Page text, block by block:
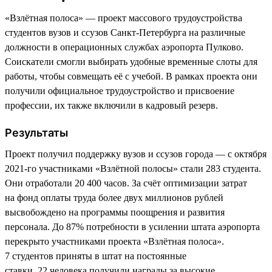
«Взлётная полоса» — проект массового трудоустройства
студентов вузов и ссузов Санкт-Петербурга на различные
должности в операционных службах аэропорта Пулково.
Соискатели смогли выбирать удобные временные слоты для
работы, чтобы совмещать её с учебой. В рамках проекта они
получили официальное трудоустройство и присвоение
профессии, их также включили в кадровый резерв.
Результаты
Проект получил поддержку вузов и ссузов города — с октября
2021-го участниками «Взлётной полосы» стали 283 студента.
Они отработали 20 400 часов. За счёт оптимизации затрат
на фонд оплаты труда более двух миллионов рублей
высвобождено на программы поощрения и развития
персонала. До 87% потребности в усилении штата аэропорта
перекрыто участниками проекта «Взлётная полоса».
7 студентов приняты в штат на постоянные